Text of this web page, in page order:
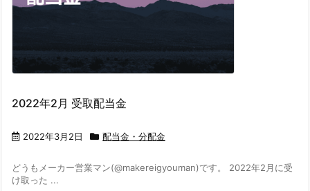
2022年2月 受取配当金
2022年3月2日 配当金・分配金
どうもメーカー営業マン(@makereigyouman)です。 2022年2月に受
け取った ...